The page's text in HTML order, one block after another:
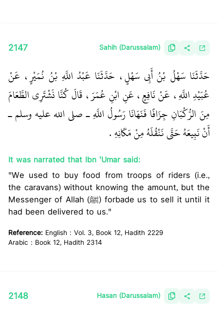
2147 Sahih (Darussalam)
حَدَّثَنَا سَهْلُ بْنُ أَبِي سَهْلٍ، حَدَّثَنَا عَبْدُ اللَّهِ بْنُ نُمَيْرٍ، عَنْ
عُبَيْدِ اللَّهِ، عَنْ نَافِعٍ، عَنِ ابْنِ عُمَرَ، قَالَ كُنَّا نَشْتَرِي الطَّعَامَ
مِنَ الرُّكْبَانِ جِزَافًا فَنَهَانَا رَسُولُ اللَّهِ ـ صلى الله عليه وسلم ـ
أَنْ نَبِيعَهُ حَتَّى نَنْقُلَهُ مِنْ مَكَانِهِ ‏.‏
It was narrated that Ibn 'Umar said:
"We used to buy food from troops of riders (i.e.,
the caravans) without knowing the amount, but the
Messenger of Allah (ﷺ) forbade us to sell it until it
had been delivered to us."
Reference: English : Vol. 3, Book 12, Hadith 2229
Arabic : Book 12, Hadith 2314
2148 Hasan (Darussalam)